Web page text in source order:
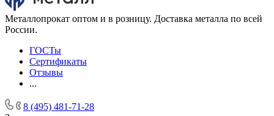
Металлопрокат оптом и в розницу. Доставка металла по всей
России.
ГОСТы
Сертификаты
Отзывы
...
8 (495) 481-71-28